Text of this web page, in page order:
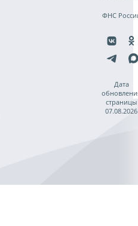
ФНС
Дата
страницы
07.08.2026